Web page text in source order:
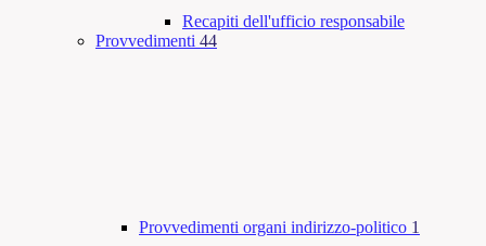
Recapiti dell'ufficio responsabile
Provvedimenti 44
Provvedimenti organi indirizzo-politico 1